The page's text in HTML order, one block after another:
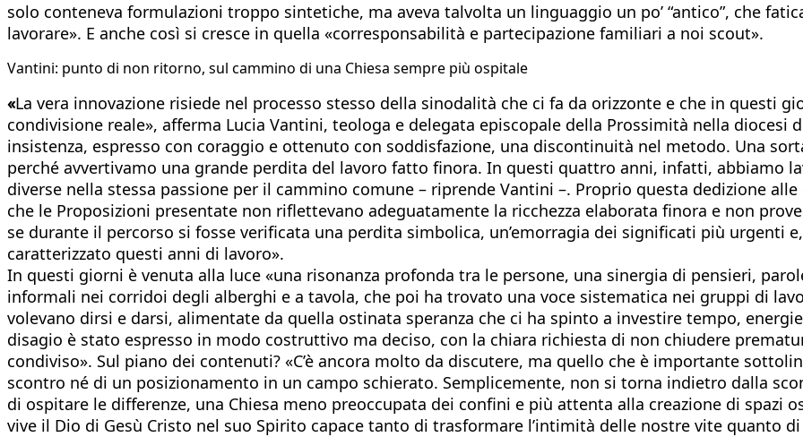
solo conteneva formulazioni troppo sintetiche, ma aveva talvolta un linguaggio un po’ “antico”, che
lavorare». E anche così si cresce in quella «corresponsabilità e partecipazione familiari a noi scout».
Vantini: punto di non ritorno, sul cammino di una Chiesa sempre più ospitale
«La vera innovazione risiede nel processo stesso della sinodalità che ci fa da orizzonte e che in questi
condivisione reale», afferma Lucia Vantini, teologa e delegata episcopale della Prossimità nella diocesi
insistenza, espresso con coraggio e ottenuto con soddisfazione, una discontinuità nel metodo. Una
perché avvertivamo una grande perdita del lavoro fatto finora. In questi quattro anni, infatti, abbiamo
diverse nella stessa passione per il cammino comune – riprende Vantini –. Proprio questa dedizione
che le Proposizioni presentate non riflettevano adeguatamente la ricchezza elaborata finora e non
se durante il percorso si fosse verificata una perdita simbolica, un’emorragia dei significati più urgenti
caratterizzato questi anni di lavoro».
In questi giorni è venuta alla luce «una risonanza profonda tra le persone, una sinergia di pensieri,
informali nei corridoi degli alberghi e a tavola, che poi ha trovato una voce sistematica nei gruppi di
volevano dirsi e darsi, alimentate da quella ostinata speranza che ci ha spinto a investire tempo,
disagio è stato espresso in modo costruttivo ma deciso, con la chiara richiesta di non chiudere
condiviso». Sul piano dei contenuti? «C’è ancora molto da discutere, ma quello che è importante
scontro né di un posizionamento in un campo schierato. Semplicemente, non si torna indietro dalla
di ospitare le differenze, una Chiesa meno preoccupata dei confini e più attenta alla creazione di spazi
vive il Dio di Gesù Cristo nel suo Spirito capace tanto di trasformare l’intimità delle nostre vite quanto